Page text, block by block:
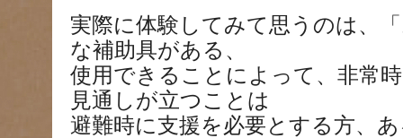
実際に体験してみて思うのは、
な補助具がある、
使用できることによって、非常
見通しが立つことは
避難時に支援を必要とする方、